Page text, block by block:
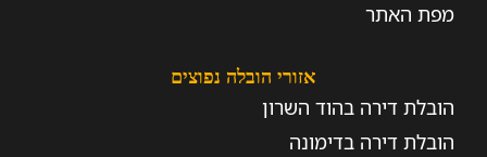
מפת האתר
אזורי הובלה נפוצים
הובלת דירה בהוד השרון
הובלת דירה בדימונה